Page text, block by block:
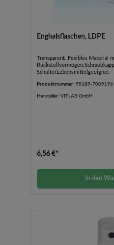
Enghalsflaschen, LDPE
Transparent. Fexibles Material
SchulterLebensmittelgeeignet
Produktnummer: 95189-7009196
Hersteller: VITLAB GmbH
6,56 €*
In den